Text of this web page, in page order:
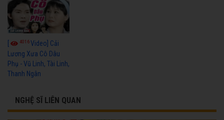
[ 4016Video] Cải
Lương Xưa Cô Dâu
Phụ - Vũ Linh, Tài Linh,
Thanh Ngân
NGHỆ SĨ LIÊN QUAN